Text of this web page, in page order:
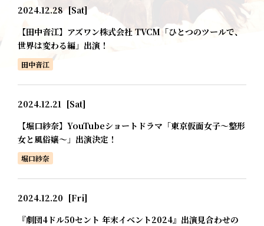
2024.12.28 [Sat]
【田中音江】アズワン株式会社 TVCM「ひとつのツールで、
世界は変わる編」出演！
田中音江
2024.12.21 [Sat]
【堀口紗奈】YouTubeショートドラマ「東京仮面女子～整形
女と風俗嬢～」出演決定！
堀口紗奈
2024.12.20 [Fri]
『劇団4ドル50セント 年末イベント2024』出演見合わせの